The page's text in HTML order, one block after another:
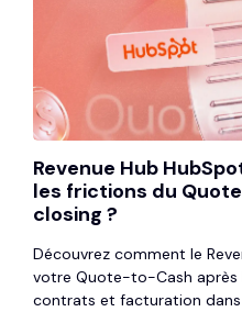
Revenue Hub
les frictions du
closing ?
Découvrez comment le
votre Quote-to-Cash après
contrats et facturation dans